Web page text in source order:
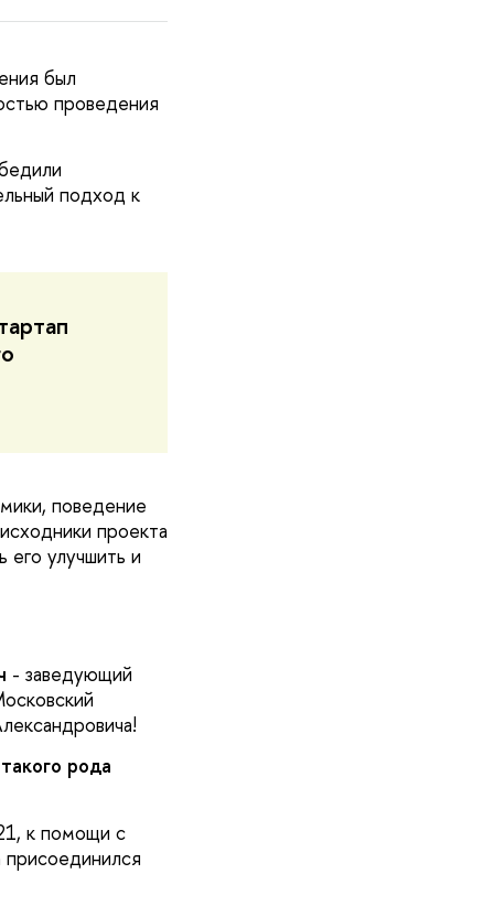
был
проведения
подход к
поведение
проекта
его улучшить и
- заведующий
рода
к помощи с